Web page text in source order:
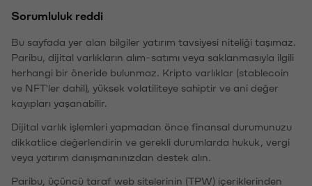
Sorumluluk reddi
Bu sayfada yer alan bilgiler yatırım tavsiyesi niteliği taşımaz.
Paribu, dijital varlıkların alım-satımı veya saklanmasıyla ilgili
herhangi bir öneride bulunmaz. Kripto varlıklar (stablecoin
ve NFT'ler dahil), yüksek volatiliteye sahiptir ve ani değer
kayıpları yaşanabilir.
Dijital varlık işlemleri yapmadan önce finansal durumunuzu
dikkatlice değerlendirin ve gerekli durumlarda hukuk, vergi
veya yatırım danışmanınızdan destek alın.
Paribu, üçüncü taraf web sitelerinin (TPW) içeriklerinden